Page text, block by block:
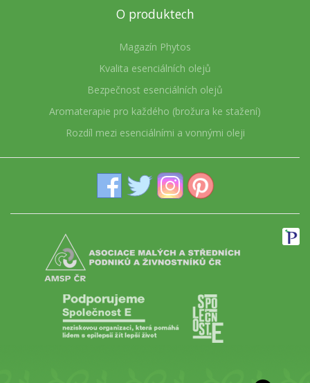
O produktech
Magazín Phytos
Kvalita esenciálních olejů
Bezpečnost esenciálních olejů
Aromaterapie pro každého (brožura ke stažení)
Rozdíl mezi esenciálními a vonnými oleji